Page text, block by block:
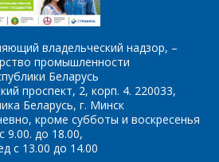
владельческий надзор, –
промышленности
Беларусь
проспект, 2, корп. 4. 220033,
Беларусь, г. Минск
кроме субботы и воскресенья
с 9.00. до 18.00,
с 13.00 до 14.00
ОТПРАВИТЬ